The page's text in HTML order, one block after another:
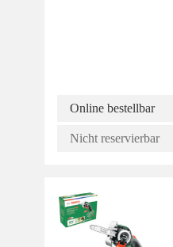
Online bestellbar
Nicht reservierbar